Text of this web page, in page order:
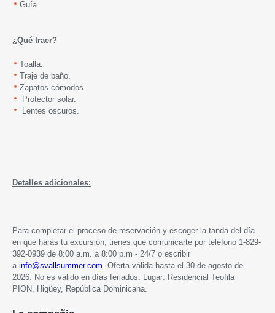
Guía.
¿Qué traer?
Toalla.
Traje de baño.
Zapatos cómodos.
Protector solar.
Lentes oscuros.
Detalles adicionales:
Para completar el proceso de reservación y escoger la tanda del día
en que harás tu excursión, tienes que comunicarte por teléfono 1-829-
392-0939 de 8:00 a.m. a 8:00 p.m - 24/7 o escribir
a info@svallsummer.com Oferta válida hasta el 30 de agosto de
2026. No es válido en días feriados. Lugar: Residencial Teofila
PION, Higüey, República Dominicana.